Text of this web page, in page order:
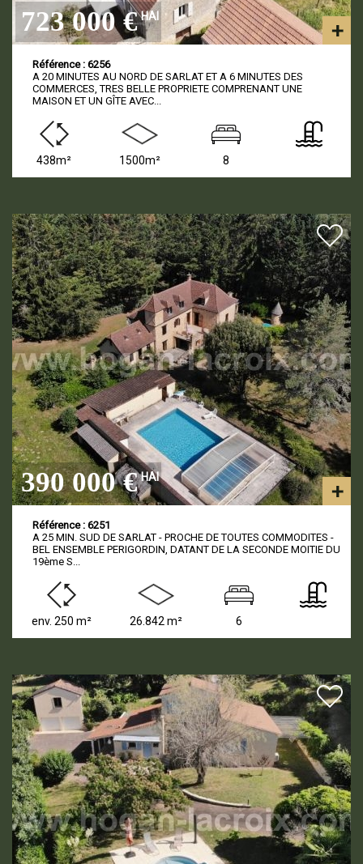
723 000 € HAI
Référence : 6256
A 20 MINUTES AU NORD DE SARLAT ET A 6 MINUTES DES
COMMERCES, TRES BELLE PROPRIETE COMPRENANT UNE
MAISON ET UN GÎTE AVEC...
438m² 1500m² 8
390 000 € HAI
Référence : 6251
A 25 MIN. SUD DE SARLAT - PROCHE DE TOUTES COMMODITES -
BEL ENSEMBLE PERIGORDIN, DATANT DE LA SECONDE MOITIE DU
19ème S...
env. 250 m² 26.842 m² 6